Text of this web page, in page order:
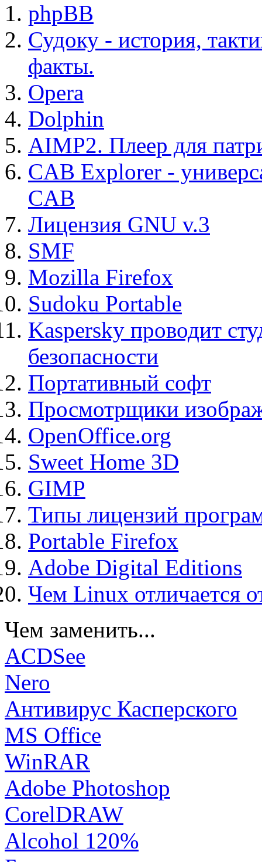
phpBB
Судоку - история,
факты.
Opera
Dolphin
AIMP2. Плеер для
CAB Explorer -
CAB
Лицензия GNU v.3
SMF
Mozilla Firefox
Sudoku Portable
Kaspersky проводит
безопасности
Портативный софт
Просмотрщики
OpenOffice.org
Sweet Home 3D
GIMP
Типы лицензий
Portable Firefox
Adobe Digital Editions
Чем Linux отличается
Чем заменить...
ACDSee
Nero
Антивирус Касперского
MS Office
WinRAR
Adobe Photoshop
CorelDRAW
Alcohol 120%